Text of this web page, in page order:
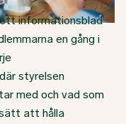
informationsblad
en gång i
styrelsen
med och vad som
att hålla